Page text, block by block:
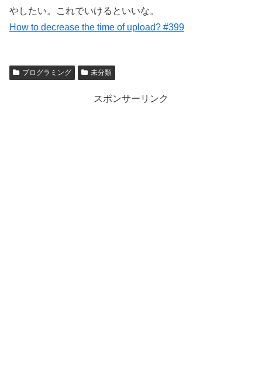
やしたい。これでいけるといいな。
How to decrease the time of upload? #399
プログラミング 未分類
スポンサーリンク